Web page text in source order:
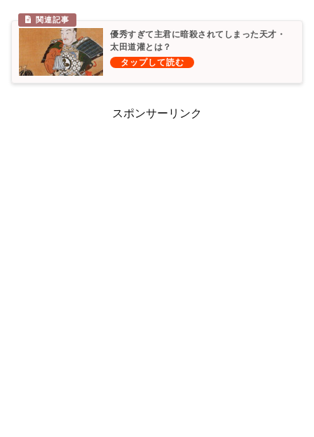
優秀すぎて主君に暗殺されてしまった天才・
太田道灌とは？
スポンサーリンク